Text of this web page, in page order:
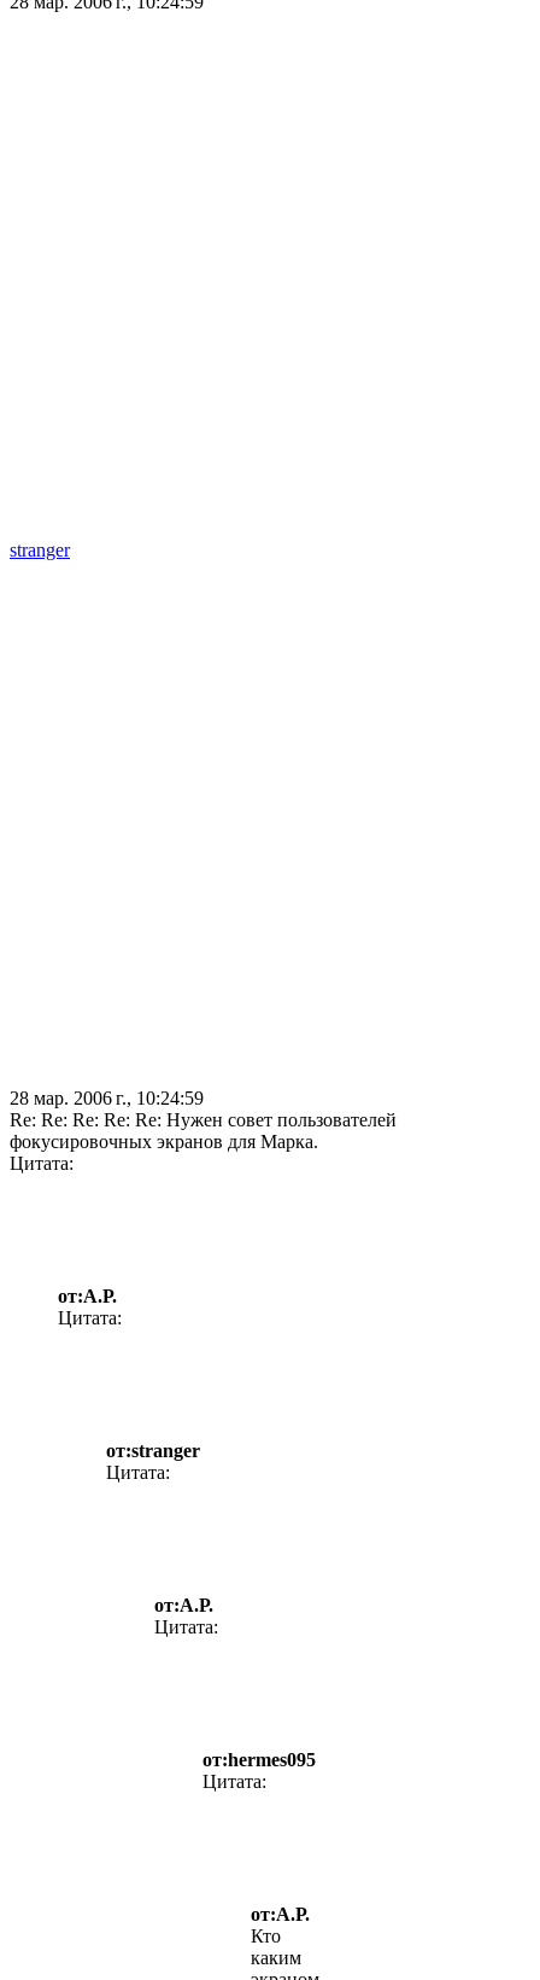
stranger
28 мар. 2006 г., 10:24:59
Re: Re: Re: Re: Re: Нужен совет пользователей
фокусировочных экранов для Марка.
Цитата:
от:А.Р.
Цитата:
от:stranger
Цитата:
от:А.Р.
Цитата:
от:hermes095
Цитата:
от:А.Р.
Кто
каким